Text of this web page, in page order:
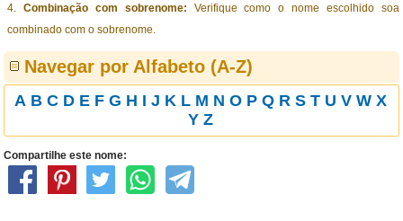
Combinação com sobrenome: Verifique como o nome escolhido soa
combinado com o sobrenome.
Navegar por Alfabeto (A-Z)
A B C D E F G H I J K L M N O P Q R S T U V W X
Y Z
Compartilhe este nome: